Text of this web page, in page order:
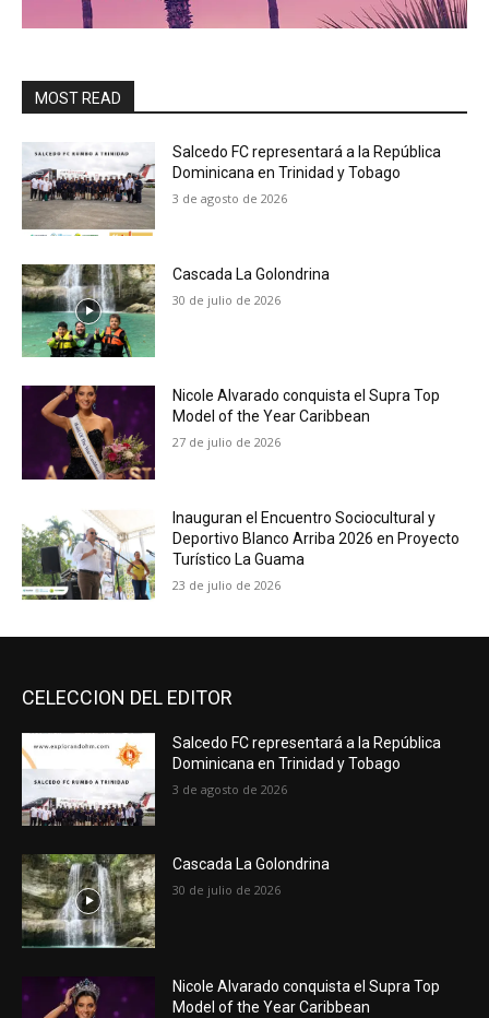
MOST READ
Salcedo FC representará a la República
Dominicana en Trinidad y Tobago
3 de agosto de 2026
Cascada La Golondrina
30 de julio de 2026
Nicole Alvarado conquista el Supra Top
Model of the Year Caribbean
27 de julio de 2026
Inauguran el Encuentro Sociocultural y
Deportivo Blanco Arriba 2026 en Proyecto
Turístico La Guama
23 de julio de 2026
CELECCION DEL EDITOR
Salcedo FC representará a la República
Dominicana en Trinidad y Tobago
3 de agosto de 2026
Cascada La Golondrina
30 de julio de 2026
Nicole Alvarado conquista el Supra Top
Model of the Year Caribbean